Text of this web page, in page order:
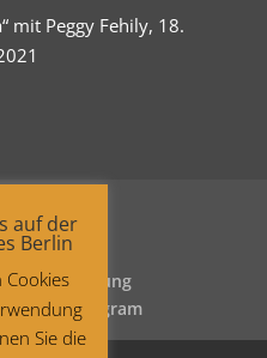
mit Peggy Fehily, 18.
Instagram
auf der
Berlin
Sie die